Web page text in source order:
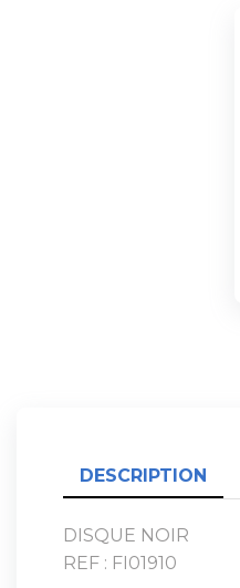
DESCRIPTION
DISQUE NOIR
REF : FI01910